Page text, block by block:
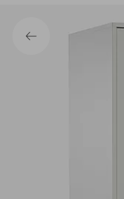
pris
Tillbaka